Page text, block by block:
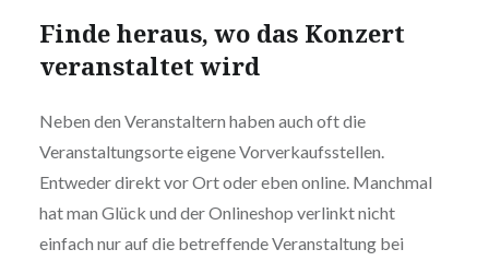
Finde heraus, wo das Konzert
veranstaltet wird
Neben den Veranstaltern haben auch oft die
Veranstaltungsorte eigene Vorverkaufsstellen.
Entweder direkt vor Ort oder eben online. Manchmal
hat man Glück und der Onlineshop verlinkt nicht
einfach nur auf die betreffende Veranstaltung bei